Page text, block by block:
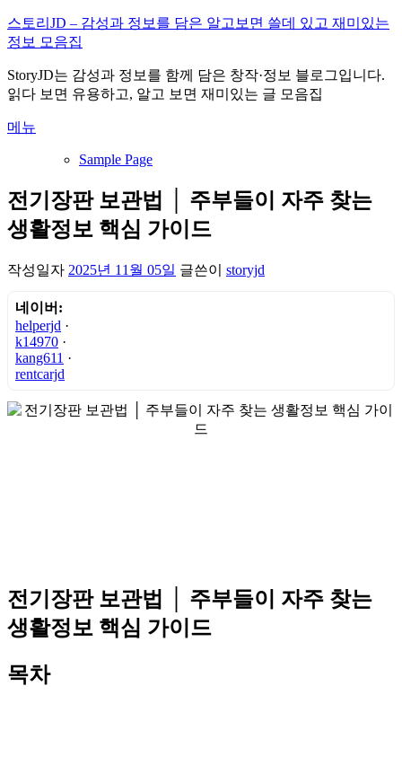
내
용
로
바
가
스토리JD – 감성과 정보를 담은 알고보면 쓸데 있고 재미있는
정보 모음집
StoryJD는 감성과 정보를 함께 담은 창작·정보 블로그입니다.
읽다 보면 유용하고, 알고 보면 재미있는 글 모음집
메뉴
Sample Page
전기장판 보관법 │ 주부들이 자주 찾는
생활정보 핵심 가이드
작성일자 2025년 11월 05일 글쓴이 storyjd
네이버:
helperjd ·
k14970 ·
kang611 ·
rentcarjd
전기장판 보관법 │ 주부들이 자주 찾는
생활정보 핵심 가이드
목차